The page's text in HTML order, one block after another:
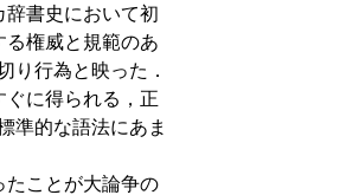
書史において初
権威と規範のあ
り行為と映った．
に得られる，正
準的な語法にあま
ことが大論争の